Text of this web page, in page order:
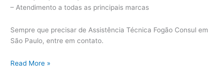
– Atendimento a todas as principais marcas
Sempre que precisar de Assistência Técnica Fogão Consul em
São Paulo, entre em contato.
Assistência
Read More »